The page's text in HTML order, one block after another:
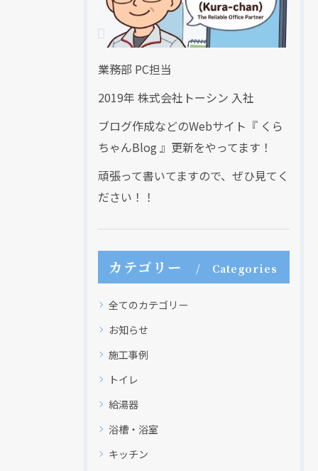
業務部 PC担当
2019年 株式会社トーシン 入社
ブログ作成などのWebサイト『 くら
ちゃんBlog 』更新をやってます！
頑張って書いてますので、ぜひ見てく
ださい！！
カテゴリー Categories
全てのカテゴリー
お知らせ
施工事例
トイレ
給湯器
浴槽・浴室
キッチン